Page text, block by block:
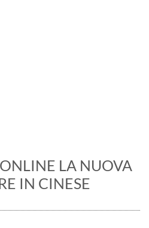
LA NUOVA
IN CINESE